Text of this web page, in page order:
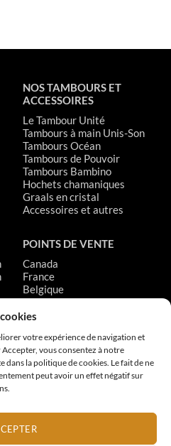
votre expérience de navigation et
vous consentez à notre
la politique de cookies. Le fait de ne
peut avoir un effet négatif sur
NOS TAMBOURS ET
ACCESSOIRES
Le Tambour Unité
Tambours à main Unis-Son
Tambours Océan
Tambours de Pouvoir
Tambours Bambino
Hochets chamaniques
Graals en cristal
Accessoires et autres
POINTS DE VENTE
Canada
France
Belgique
Suisse
États-Unis
Politique de retour